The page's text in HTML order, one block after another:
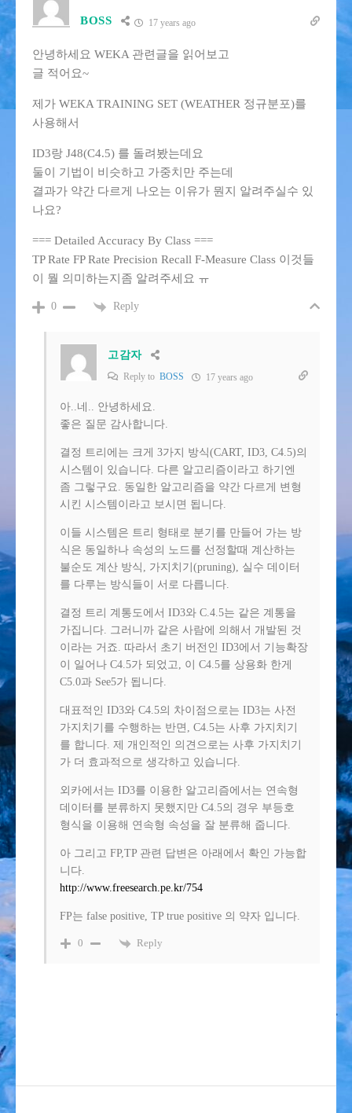
BOSS 17 years ago
안녕하세요 WEKA 관련글을 읽어보고
글 적어요~
제가 WEKA TRAINING SET (WEATHER 정규분포)를
사용해서
ID3랑 J48(C4.5) 를 돌려봤는데요
둘이 기법이 비슷하고 가중치만 주는데
결과가 약간 다르게 나오는 이유가 뭔지 알려주실수 있
나요?
=== Detailed Accuracy By Class ===
TP Rate FP Rate Precision Recall F-Measure Class 이것들
이 뭘 의미하는지좀 알려주세요 ㅠ
0 Reply
고감자
Reply to BOSS 17 years ago
아..네.. 안녕하세요.
좋은 질문 감사합니다.
결정 트리에는 크게 3가지 방식(CART, ID3, C4.5)의
시스템이 있습니다. 다른 알고리즘이라고 하기엔
좀 그렇구요. 동일한 알고리즘을 약간 다르게 변형
시킨 시스템이라고 보시면 됩니다.
이들 시스템은 트리 형태로 분기를 만들어 가는 방
식은 동일하나 속성의 노드를 선정할때 계산하는
불순도 계산 방식, 가지치기(pruning), 실수 데이터
를 다루는 방식들이 서로 다릅니다.
결정 트리 계통도에서 ID3와 C.4.5는 같은 계통을
가집니다. 그러니까 같은 사람에 의해서 개발된 것
이라는 거죠. 따라서 초기 버전인 ID3에서 기능확장
이 일어나 C4.5가 되었고, 이 C4.5를 상용화 한게
C5.0과 See5가 됩니다.
대표적인 ID3와 C4.5의 차이점으로는 ID3는 사전
가지치기를 수행하는 반면, C4.5는 사후 가지치기
를 합니다. 제 개인적인 의견으로는 사후 가지치기
가 더 효과적으로 생각하고 있습니다.
외카에서는 ID3를 이용한 알고리즘에서는 연속형
데이터를 분류하지 못했지만 C4.5의 경우 부등호
형식을 이용해 연속형 속성을 잘 분류해 줍니다.
아 그리고 FP,TP 관련 답변은 아래에서 확인 가능합
니다.
http://www.freesearch.pe.kr/754
FP는 false positive, TP true positive 의 약자 입니다.
0 Reply